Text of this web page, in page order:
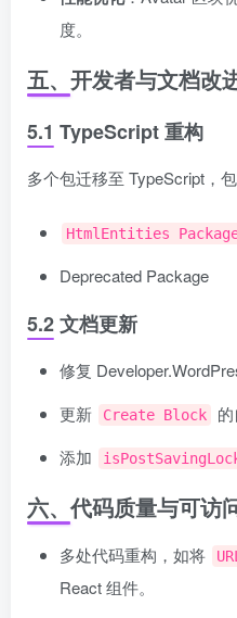
度。
五、开发者与文档改
5.1 TypeScript 重构
多个包迁移至 TypeScript，包
HtmlEntities
Deprecated Package
5.2 文档更新
修复
更新
Create Block
添加
六、代码质量与可访
多处代码重构，如将
React 组件。